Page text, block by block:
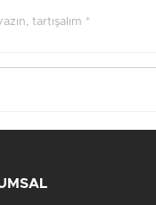
tartışalım *